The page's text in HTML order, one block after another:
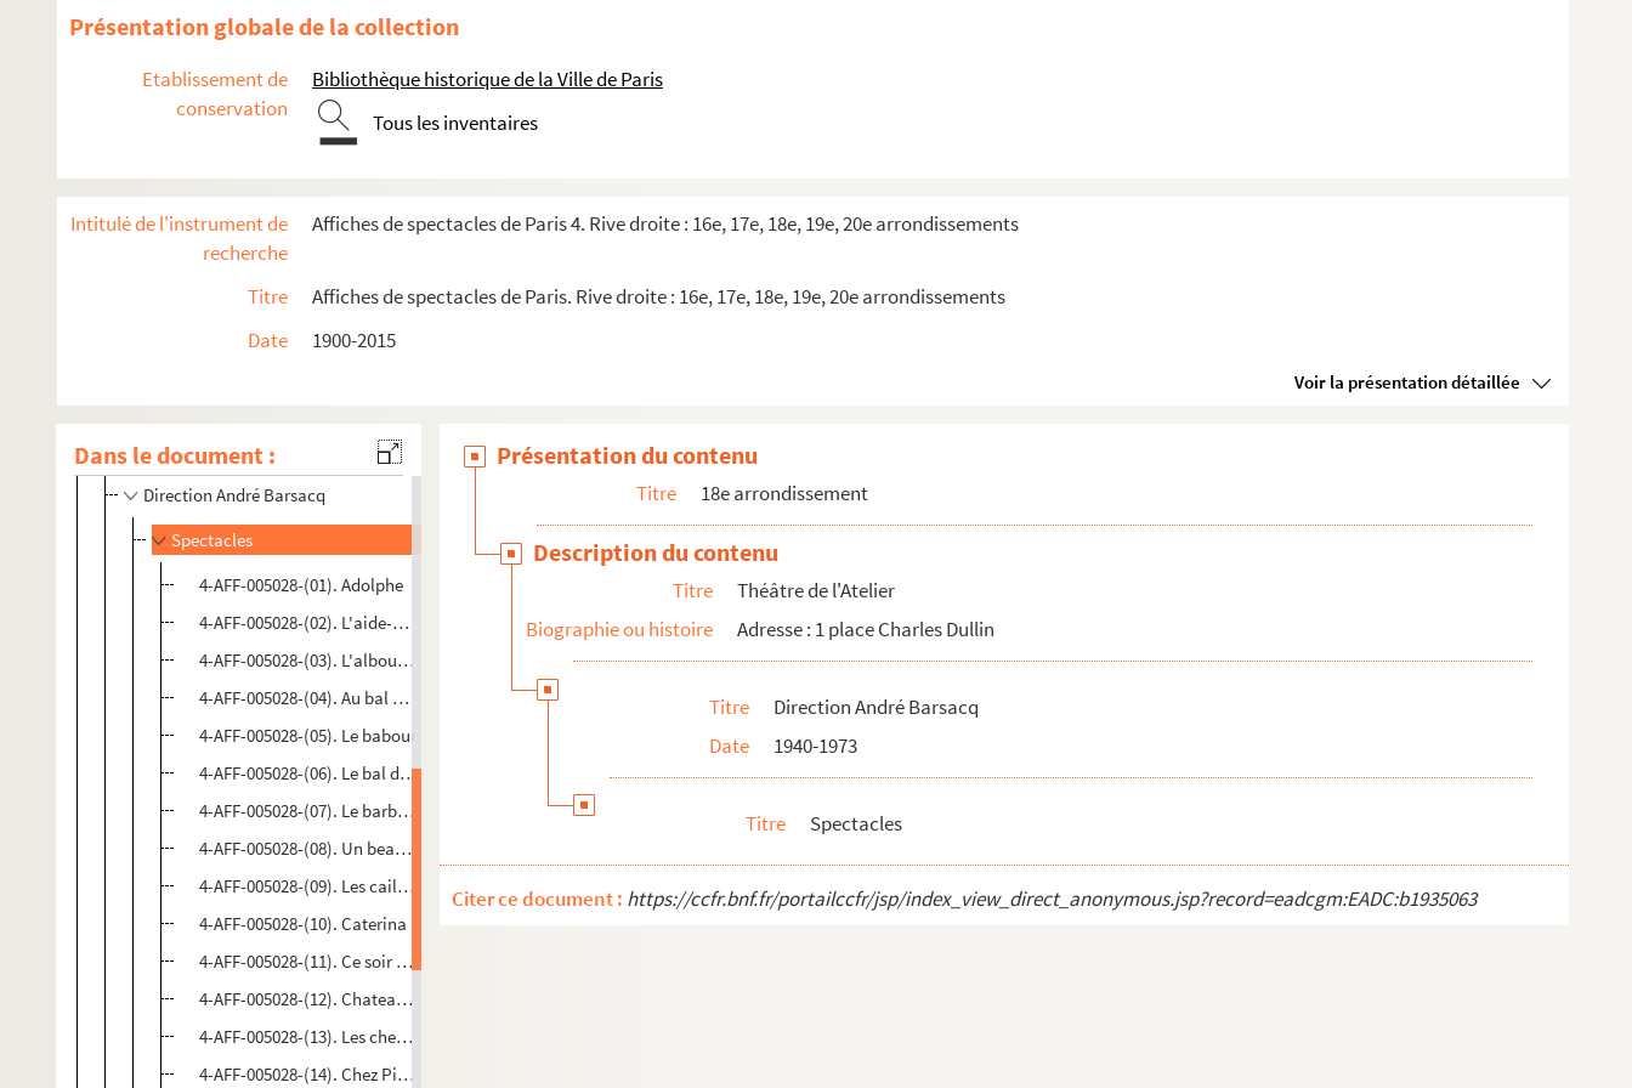
Présentation globale de la collection
Etablissement de
conservation
Bibliothèque historique de la Ville de Paris
Tous les inventaires
Intitulé de l'instrument de
recherche
Affiches de spectacles de Paris 4. Rive droite : 16e, 17e, 18e, 19e, 20e arrondissements
Titre
Affiches de spectacles de Paris. Rive droite : 16e, 17e, 18e, 19e, 20e arrondissements
Date
1900-2015
Voir la présentation détaillée
Dans le document :
L'Hippodrome
Historial de Montmartre
Au Lapin agile
Manufacture des Abbesses
Moulin de la Chanson
Moulin de la Galette
La Reine blanche
Théâtre de l'Atalante
Théâtre de l'Atelier
Direction André Barsacq
Spectacles
4-AFF-005028-(01). Adolphe
4-AFF-005028-(02). L'aide-mémoire
4-AFF-005028-(03). L'alboum de Zouc
4-AFF-005028-(04). Au bal des chiens
4-AFF-005028-(05). Le babour
4-AFF-005028-(06). Le bal des voleurs
4-AFF-005028-(07). Le barbier de Séville ; L'avare
4-AFF-005028-(08). Un beau dimanche de septembre
4-AFF-005028-(09). Les cailloux
4-AFF-005028-(10). Caterina
4-AFF-005028-(11). Ce soir on improvise
4-AFF-005028-(12). Chateau en Suède
4-AFF-005028-(13). Les chemins de fer
4-AFF-005028-(14). Chez Pierrot
Présentation du contenu
Titre 18e arrondissement
Description du contenu
Titre
Théâtre de l'Atelier
Biographie ou histoire
Adresse : 1 place Charles Dullin
Titre
Direction André Barsacq
Date
1940-1973
Titre Spectacles
Citer ce document : https://ccfr.bnf.fr/portailccfr/jsp/index_view_direct_anonymous.jsp?record=eadcgm:EADC:b1935063